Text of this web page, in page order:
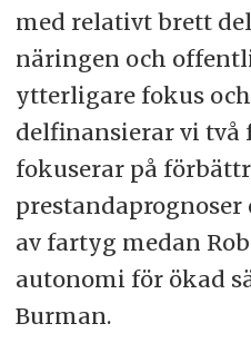
med relativt brett
näringen och
ytterligare fokus
delfinansierar vi två
fokuserar på
av fartyg medan
autonomi för ökad
Burman.